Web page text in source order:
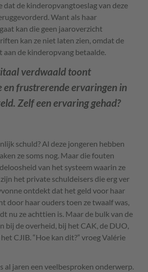
dat de kinderopvangtoeslag van deze
Want als haar
kan die geen jaaroverzicht
kan ze niet laten zien, omdat de
de kinderopvang betaalde.
verdwaaldtoont
en frustrerende ervaringen in
Zelf een ervaring gehad?
schuld? Al deze jongeren hebben
ze soms nog. Maar die fouten
van het systeem waarin ze
het private schuldeisers die erg ver
ontdekt dat het geld voor haar
door haar ouders toen ze twaalf was,
nu ze achttien is. Maar de bulk van de
bij de overheid, bij het CAK, de DUO,
CJIB. “Hoe kan dit?” vroeg Valérie
al jaren een veelbesproken onderwerp.